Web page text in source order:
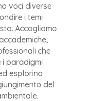
voci diverse
i temi
Accogliamo
che
paradigmi
esplorino
del